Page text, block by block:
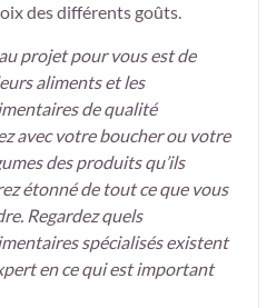
des différents goûts.
projet pour vous est de
aliments et les
de qualité
avec votre boucher ou votre
des produits qu’ils
étonné de tout ce que vous
Regardez quels
spécialisés existent
en ce qui est important